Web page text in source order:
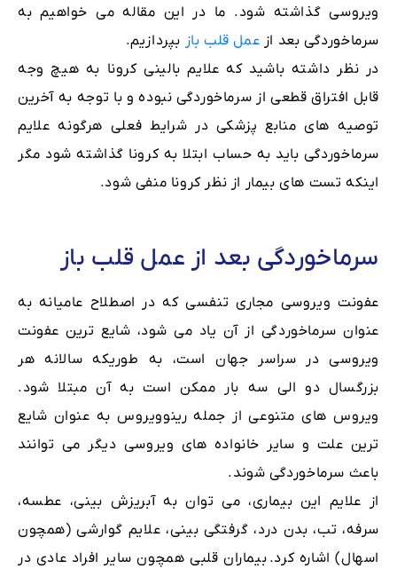
ویروسی گذاشته شود. ما در این مقاله می خواهیم به
سرماخوردگی بعد از عمل قلب باز بپردازیم.
در نظر داشته باشید که علایم بالینی کرونا به هیچ وجه
قابل افتراق قطعی از سرماخوردگی نبوده و با توجه به آخرین
توصیه های منابع پزشکی در شرایط فعلی هرگونه علایم
سرماخوردگی باید به حساب ابتلا به کرونا گذاشته شود مگر
اینکه تست های بیمار از نظر کرونا منفی شود.
سرماخوردگی بعد از عمل قلب باز
عفونت ویروسی مجاری تنفسی که در اصطلاح عامیانه به
عنوان سرماخوردگی از آن یاد می شود، شایع ترین عفونت
ویروسی در سراسر جهان است، به طوریکه سالانه هر
بزرگسال دو الی سه بار ممکن است به آن مبتلا شود.
ویروس های متنوعی از جمله رینوویروس به عنوان شایع
ترین علت و سایر خانواده های ویروسی دیگر می توانند
باعث سرماخوردگی شوند.
از علایم این بیماری، می توان به آبریزش بینی، عطسه،
سرفه، تب، بدن درد، گرفتگی بینی، علایم گوارشی (همچون
اسهال) اشاره کرد. بیماران قلبی همچون سایر افراد عادی در